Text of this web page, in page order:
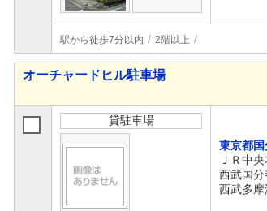
駅から徒歩7分以内 2階以上
オーチャードヒル駐車場
貸駐車場
東京都国
ＪＲ中
西武国
西武多